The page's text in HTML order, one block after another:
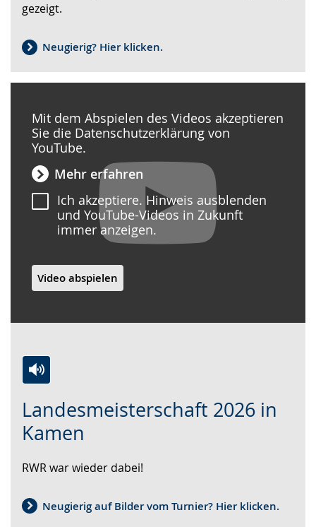
gezeigt.
Neugierig? Hier klicken.
Landesmeisterschaft 2026 in
Kamen
Leichten
Sprache
wechseln.
Audio-
Unterstützung.
Video
in
Deutscher
Gebärdensprache
angezeigt.
RWR war wieder dabei!
Neugierig auf Bilder vom Turnier? Hier klicken.
Mit dem Abspielen des Videos akzeptieren
Sie die Datenschutzerklärung von
YouTube.
Mehr erfahren
Ich akzeptiere. Hinweis ausblenden
und YouTube-Videos in Zukunft
immer anzeigen.
Video abspielen